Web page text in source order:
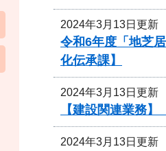
2024年3月13日更新
令和6年度「地芝
化伝承課】
2024年3月13日更新
【建設関連業務
2024年3月13日更新